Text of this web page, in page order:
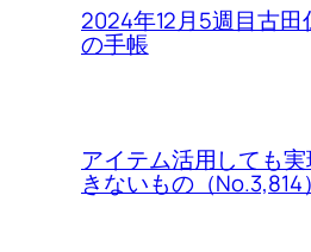
2024年12月5週目古田
の手帳
アイテム活用しても
きないもの（No.3,814）